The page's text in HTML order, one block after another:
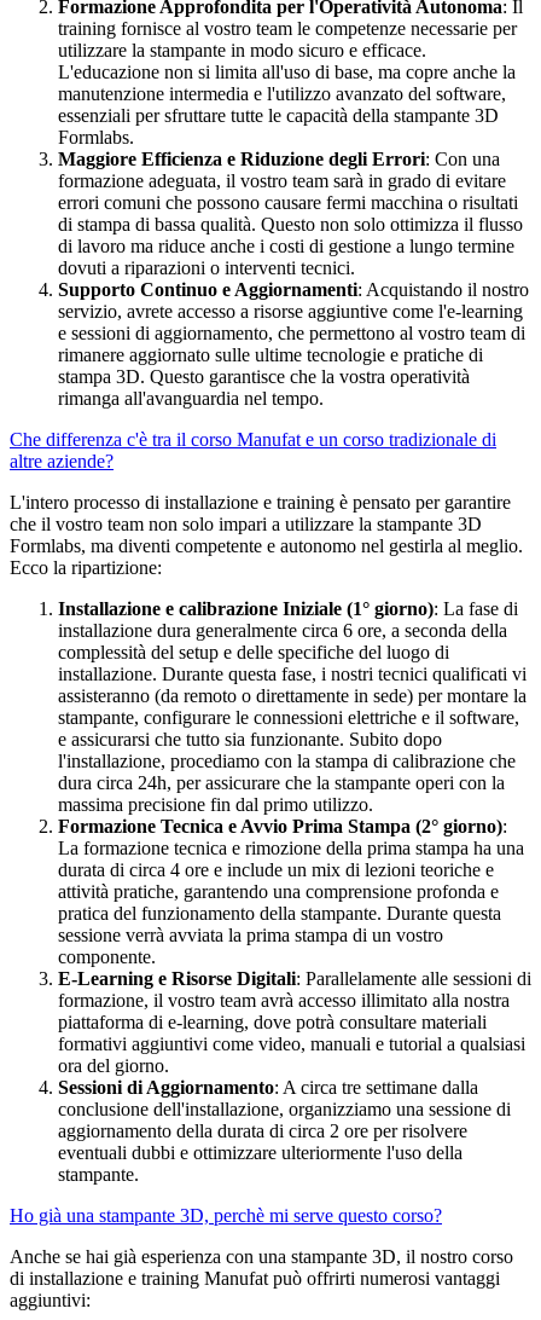
Formazione Approfondita per l'Operatività Autonoma: Il
training fornisce al vostro team le competenze necessarie per
utilizzare la stampante in modo sicuro e efficace.
L'educazione non si limita all'uso di base, ma copre anche la
manutenzione intermedia e l'utilizzo avanzato del software,
essenziali per sfruttare tutte le capacità della stampante 3D
Formlabs.
Maggiore Efficienza e Riduzione degli Errori: Con una
formazione adeguata, il vostro team sarà in grado di evitare
errori comuni che possono causare fermi macchina o risultati
di stampa di bassa qualità. Questo non solo ottimizza il flusso
di lavoro ma riduce anche i costi di gestione a lungo termine
dovuti a riparazioni o interventi tecnici.
Supporto Continuo e Aggiornamenti: Acquistando il nostro
servizio, avrete accesso a risorse aggiuntive come l'e-learning
e sessioni di aggiornamento, che permettono al vostro team di
rimanere aggiornato sulle ultime tecnologie e pratiche di
stampa 3D. Questo garantisce che la vostra operatività
rimanga all'avanguardia nel tempo.
Che differenza c'è tra il corso Manufat e un corso tradizionale di
altre aziende?
L'intero processo di installazione e training è pensato per garantire
che il vostro team non solo impari a utilizzare la stampante 3D
Formlabs, ma diventi competente e autonomo nel gestirla al meglio.
Ecco la ripartizione:
Installazione e calibrazione Iniziale (1° giorno): La fase di
installazione dura generalmente circa 6 ore, a seconda della
complessità del setup e delle specifiche del luogo di
installazione. Durante questa fase, i nostri tecnici qualificati vi
assisteranno (da remoto o direttamente in sede) per montare la
stampante, configurare le connessioni elettriche e il software,
e assicurarsi che tutto sia funzionante. Subito dopo
l'installazione, procediamo con la stampa di calibrazione che
dura circa 24h, per assicurare che la stampante operi con la
massima precisione fin dal primo utilizzo.
Formazione Tecnica e Avvio Prima Stampa (2° giorno):
La formazione tecnica e rimozione della prima stampa ha una
durata di circa 4 ore e include un mix di lezioni teoriche e
attività pratiche, garantendo una comprensione profonda e
pratica del funzionamento della stampante. Durante questa
sessione verrà avviata la prima stampa di un vostro
componente.
E-Learning e Risorse Digitali: Parallelamente alle sessioni di
formazione, il vostro team avrà accesso illimitato alla nostra
piattaforma di e-learning, dove potrà consultare materiali
formativi aggiuntivi come video, manuali e tutorial a qualsiasi
ora del giorno.
Sessioni di Aggiornamento: A circa tre settimane dalla
conclusione dell'installazione, organizziamo una sessione di
aggiornamento della durata di circa 2 ore per risolvere
eventuali dubbi e ottimizzare ulteriormente l'uso della
stampante.
Ho già una stampante 3D, perchè mi serve questo corso?
Anche se hai già esperienza con una stampante 3D, il nostro corso
di installazione e training Manufat può offrirti numerosi vantaggi
aggiuntivi: